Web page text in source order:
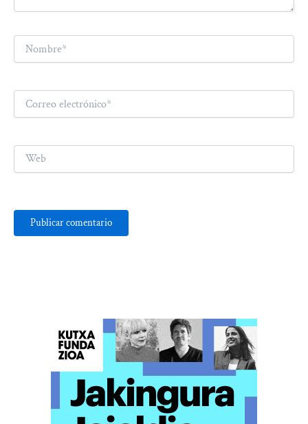
Nombre*
Correo
electrónico*
Web